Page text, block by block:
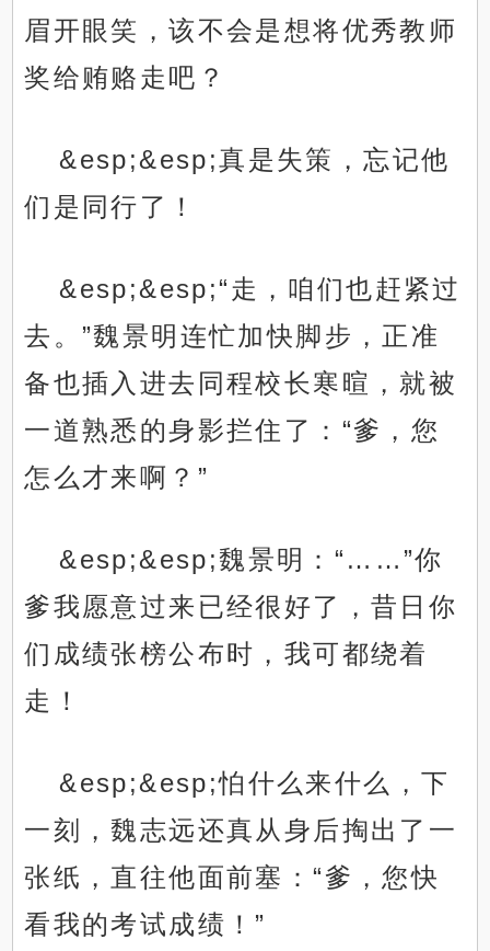
眉开眼笑，该不会是想将优秀教师
奖给贿赂走吧？
&esp;&esp;真是失策，忘记他
们是同行了！
&esp;&esp;“走，咱们也赶紧过
去。”魏景明连忙加快脚步，正准
备也插入进去同程校长寒暄，就被
一道熟悉的身影拦住了：“爹，您
怎么才来啊？”
&esp;&esp;魏景明：“……”你
爹我愿意过来已经很好了，昔日你
们成绩张榜公布时，我可都绕着
走！
&esp;&esp;怕什么来什么，下
一刻，魏志远还真从身后掏出了一
张纸，直往他面前塞：“爹，您快
看我的考试成绩！”